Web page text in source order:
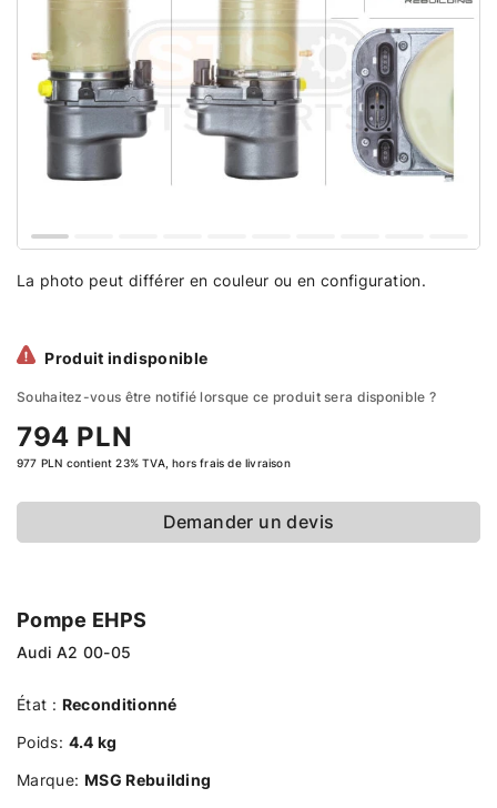
La photo peut différer en couleur ou en configuration.
Pompe EHPS
Audi A2 00-05
État : Reconditionné
Poids: 4.4 kg
Marque: MSG Rebuilding
794 PLN
977 PLN contient 23% TVA, hors frais de livraison
Produit indisponible
Souhaitez-vous être notifié lorsque ce produit sera disponible ?
Demander un devis